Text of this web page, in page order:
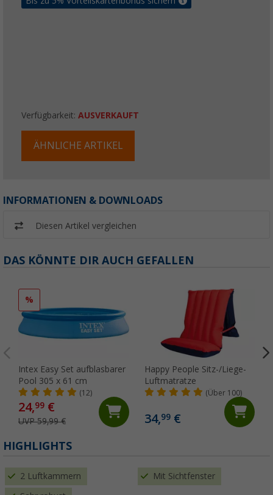
Verfügbarkeit: AUSVERKAUFT
ÄHNLICHE ARTIKEL
INFORMATIONEN & DOWNLOADS
Diesen Artikel vergleichen
DAS KÖNNTE DIR AUCH GEFALLEN
%
Intex Easy Set aufblasbarer
Pool 305 x 61 cm
(12)
24,99 €
UVP 59,99 €
Happy People Sitz-/Liege-
Luftmatratze
(Über 100)
34,99€
HIGHLIGHTS
2 Luftkammern Mit Sichtfenster